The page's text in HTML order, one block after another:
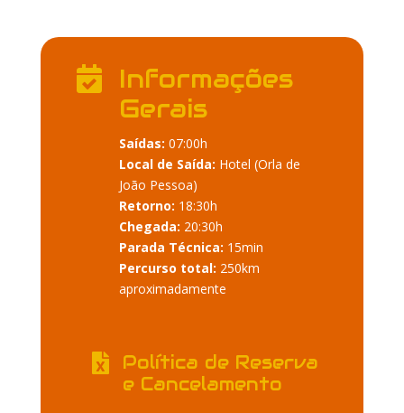

Informações
Gerais
Saídas: 07:00h
Local de Saída: Hotel (Orla de
João Pessoa)
Retorno: 18:30h
Chegada: 20:30h
Parada Técnica: 15min
Percurso total: 250km
aproximadamente

Política de Reserva
e Cancelamento